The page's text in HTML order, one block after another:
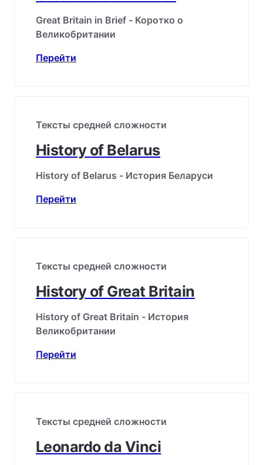
Great Britain in Brief - Коротко о
Великобритании
Перейти
Тексты средней сложности
History of Belarus
History of Belarus - История Беларуси
Перейти
Тексты средней сложности
History of Great Britain
History of Great Britain - История
Великобритании
Перейти
Тексты средней сложности
Leonardo da Vinci